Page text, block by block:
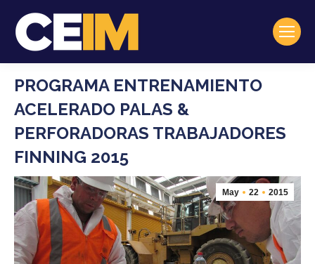
PROGRAMA ENTRENAMIENTO
ACELERADO PALAS &
PERFORADORAS TRABAJADORES
FINNING 2015
May 22 2015